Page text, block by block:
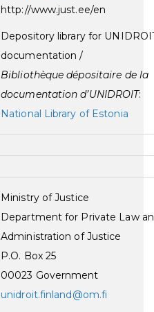
http://www.just.ee/en
Depository library for
documentation /
Bibliothèque dépositaire de la
documentation d’UNIDROIT:
National Library of Estonia
Ministry of Justice
Department for Private Law
Administration of Justice
P.O. Box 25
00023 Government
unidroit.finland@om.fi